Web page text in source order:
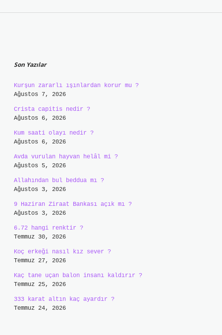
Son Yazılar
Kurşun zararlı ışınlardan korur mu ?
Ağustos 7, 2026
Crista capitis nedir ?
Ağustos 6, 2026
Kum saati olayı nedir ?
Ağustos 6, 2026
Avda vurulan hayvan helâl mi ?
Ağustos 5, 2026
Allahından bul beddua mı ?
Ağustos 3, 2026
9 Haziran Ziraat Bankası açık mı ?
Ağustos 3, 2026
6.72 hangi renktir ?
Temmuz 30, 2026
Koç erkeği nasıl kız sever ?
Temmuz 27, 2026
Kaç tane uçan balon insanı kaldırır ?
Temmuz 25, 2026
333 karat altın kaç ayardır ?
Temmuz 24, 2026